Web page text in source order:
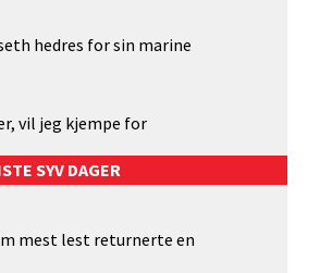
hedres for sin marine
vil jeg kjempe for
SYV DAGER
mest lest returnerte en